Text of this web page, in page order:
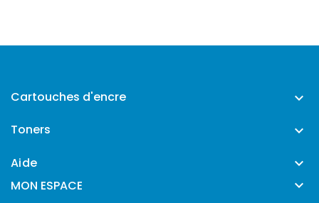
Cartouches d'encre 
Toners 
Aide 
MON ESPACE 